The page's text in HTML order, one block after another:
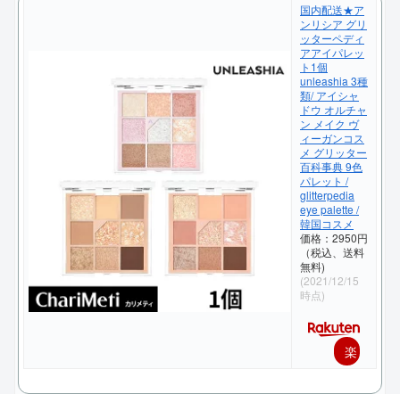
国内配送★ア
ンリシア グリ
ッターペディ
アアイパレッ
ト1個
unleashia 3種
類/ アイシャ
ドウ オルチャ
ン メイク ヴ
ィーガンコス
メ グリッター
百科事典 9色
パレット /
glitterpedia
eye palette /
韓国コスメ
価格：2950円
（税込、送料
無料)
(2021/12/15
時点)
楽